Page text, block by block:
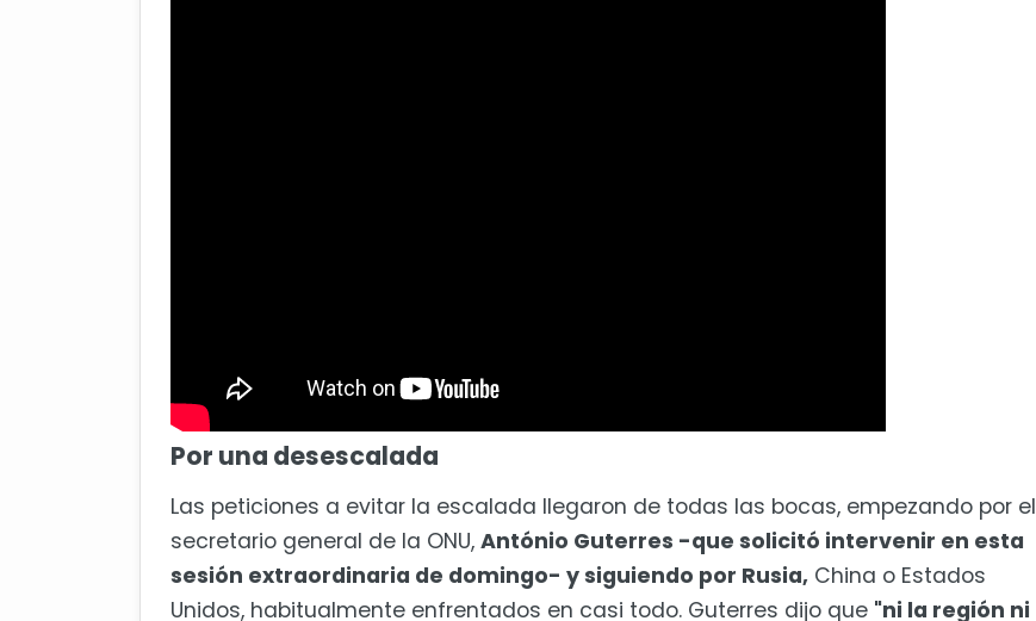
Por una desescalada
Las peticiones a evitar la escalada llegaron de todas las bocas, empezando por el
secretario general de la ONU, António Guterres -que solicitó intervenir en esta
sesión extraordinaria de domingo- y siguiendo por Rusia, China o Estados
Unidos, habitualmente enfrentados en casi todo. Guterres dijo que "ni la región ni